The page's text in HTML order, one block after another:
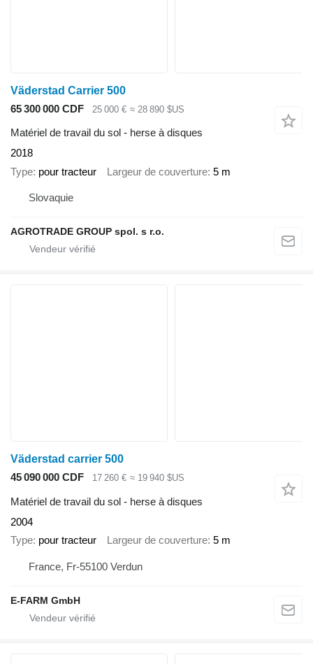
Väderstad Carrier 500
65 300 000 CDF
25 000 € ≈ 28 890 $US
Matériel de travail du sol - herse à disques
2018
Type pour tracteur Largeur de couverture 5 m
Slovaquie
AGROTRADE GROUP spol. s r.o.
Väderstad carrier 500
45 090 000 CDF
17 260 € ≈ 19 940 $US
Matériel de travail du sol - herse à disques
2004
Type pour tracteur Largeur de couverture 5 m
France, Fr-55100 Verdun
E-FARM GmbH